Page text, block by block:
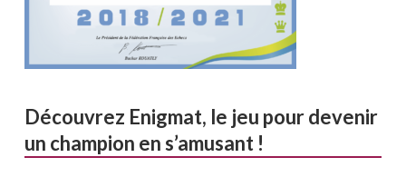
Découvrez Enigmat, le jeu pour devenir
un champion en s’amusant !